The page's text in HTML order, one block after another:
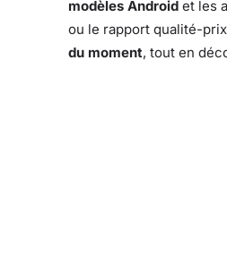
modèles Android et les
ou le rapport qualité-
du moment, tout en